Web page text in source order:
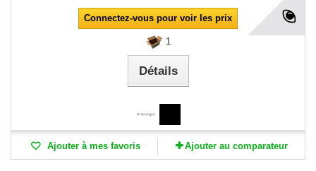
Connectez-vous pour voir les prix
1
Détails
Ajouter à mes favoris Ajouter au comparateur